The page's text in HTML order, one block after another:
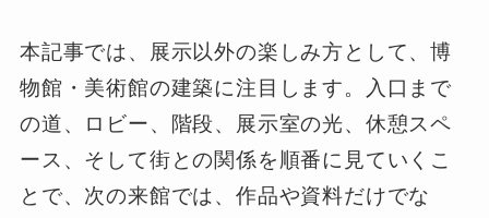
本記事では、展示以外の楽しみ方として、博
物館・美術館の建築に注目します。入口まで
の道、ロビー、階段、展示室の光、休憩スペ
ース、そして街との関係を順番に見ていくこ
とで、次の来館では、作品や資料だけでな